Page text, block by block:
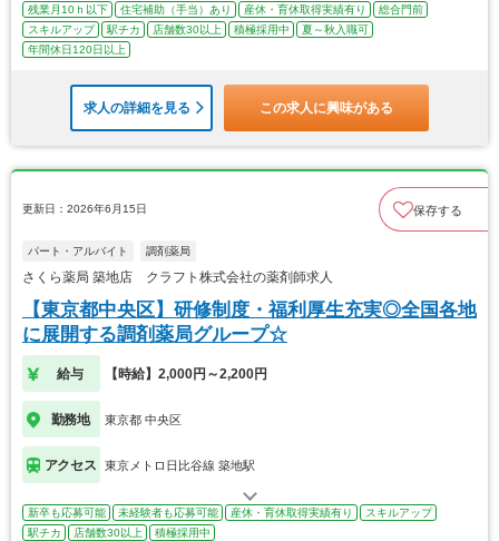
残業月10ｈ以下
住宅補助（手当）あり 産休・育休取得実績有り
総合門前
スキルアップ
駅チカ 店舗数30以上 積極採用中
夏～秋入職可
年間休日120日以上
求人の詳細を見る この求人に興味がある
更新日：2026年6月15日 保存する
パート・アルバイト 調剤薬局
さくら薬局 築地店 クラフト株式会社の薬剤師求人
【東京都中央区】研修制度・福利厚生充実◎全国各地
に展開する調剤薬局グループ☆
給与 【時給】2,000円～2,200円
勤務地 東京都 中央区
アクセス 東京メトロ日比谷線 築地駅
新卒も応募可能 未経験者も応募可能 産休・育休取得実績有り
スキルアップ
駅チカ
店舗数30以上 積極採用中